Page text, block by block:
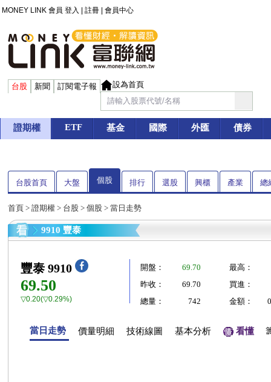
MONEY LINK 會員 登入 註冊 會員中心
台股 新聞 訂閱電子報 設為首頁
證期權 ETF 基金 國際 外匯 債券
台股首頁 大盤 個股 排行 選股 興櫃 產業 總
首頁 > 證期權 > 台股 > 個股 > 當日走勢
9910 豐泰
豐泰 9910
69.50
▽0.20(▽0.29%)
開盤： 69.70
最高：
昨收：
69.70
買進：
總量：
742 金額：
當日走勢 價量明細 技術線圖 基本分析 看懂